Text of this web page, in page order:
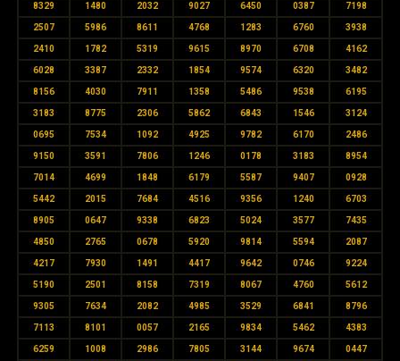
8329 1480 2032 9027 6450 0387 7198
2507 5986 8611 4768 1283 6760 3938
2410 1782 5319 9615 8970 6708 4162
6028 3387 2332 1854 9574 6320 3482
8156 4030 7911 1358 5486 9538 6195
3183 8775 2306 5862 6843 1546 3124
0695 7534 1092 4925 9782 6170 2486
9150 3591 7806 1246 0178 3183 8954
7014 4699 1848 6179 5587 9407 0928
5442 2015 7684 4516 9356 1240 6703
8905 0647 9338 6823 5024 3577 7435
4850 2765 0678 5920 9814 5594 2087
4217 7930 1491 4417 9642 0746 9224
5190 2501 8158 7319 8067 4760 5612
9305 7634 2082 4985 3529 6841 8796
7113 8101 0057 2165 9834 5462 4383
6259 1008 2986 7805 3144 9674 0447